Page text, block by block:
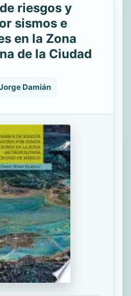
riesgos y
sismos e
en la Zona
de la Ciudad
Damián